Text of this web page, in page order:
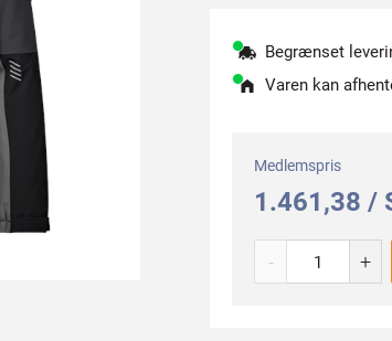
Begrænset
Varen kan
Medlemspris
1.461,38 /
- +